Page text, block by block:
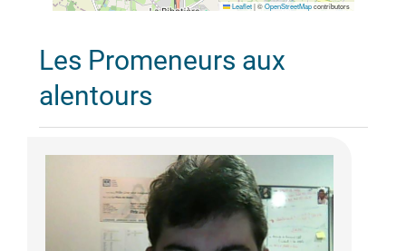
Leaflet |©OpenStreetMapcontributors
Les Promeneurs aux
alentours